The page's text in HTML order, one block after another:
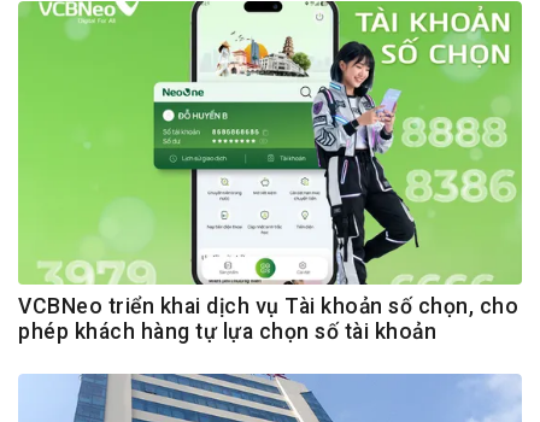
VCBNeo triển khai dịch vụ Tài khoản số chọn, cho
phép khách hàng tự lựa chọn số tài khoản